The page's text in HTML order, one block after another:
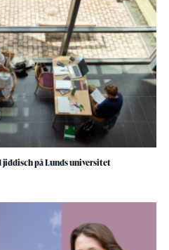
på Lunds universitet